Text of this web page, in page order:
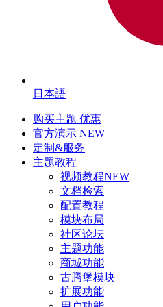
日本語
购买主题 优惠
官方演示 NEW
定制&服务
主题教程
视频教程NEW
文档检索
配置教程
模块布局
社区论坛
主题功能
商城功能
古腾堡模块
扩展功能